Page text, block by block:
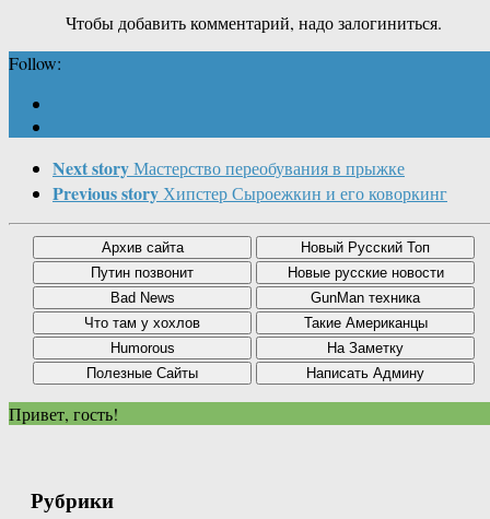
Чтобы добавить комментарий, надо залогиниться.
Follow:
Next storyМастерство переобувания в прыжке
Previous storyХипстер Сыроежкин и его коворкинг
Привет, гость!
Рубрики